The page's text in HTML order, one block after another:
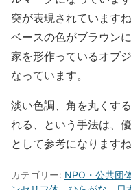
突が表現されていますね
ベースの色がブラウン
家を形作っているオブ
なっています。
淡い色調、角を丸くす
れる、という手法は、
として参考になります
カテゴリー: NPO・公共団